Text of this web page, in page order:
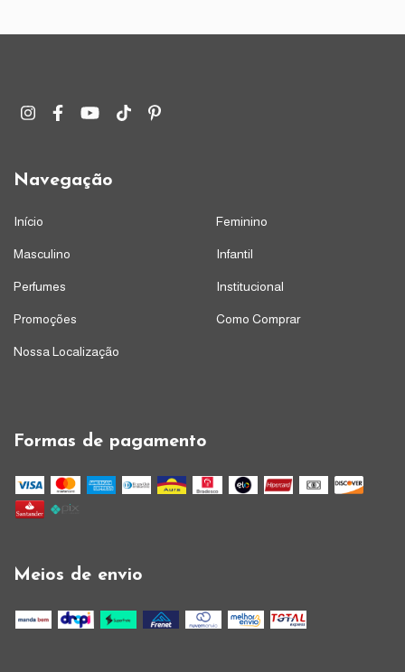
Navegação
Início Feminino
Masculino Infantil
Perfumes Institucional
Promoções Como Comprar
Nossa Localização
Formas de pagamento
Meios de envio